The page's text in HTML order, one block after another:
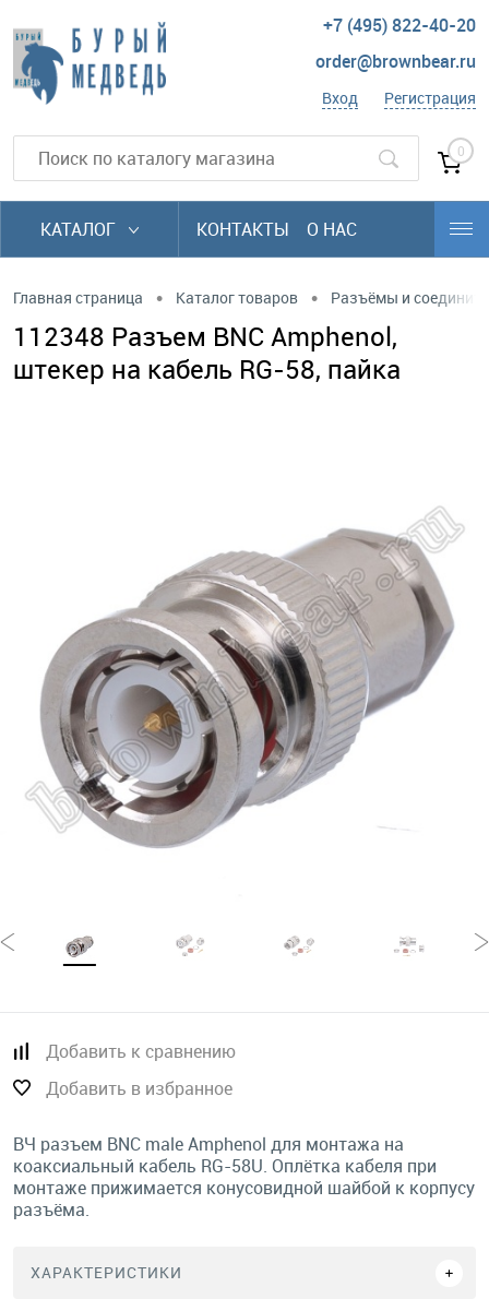
+7 (495) 822-40-20
order@brownbear.ru
Вход Регистрация
0
КАТАЛОГ КОНТАКТЫ О НАС
Главная страница • Каталог товаров • Разъёмы и
112348 Разъем BNC Amphenol,
штекер на кабель RG-58, пайка
Добавить к сравнению
Добавить в избранное
ВЧ разъем BNC male Amphenol для монтажа на
коаксиальный кабель RG-58U. Оплётка кабеля при
монтаже прижимается конусовидной шайбой к корпусу
разъёма.
ХАРАКТЕРИСТИКИ